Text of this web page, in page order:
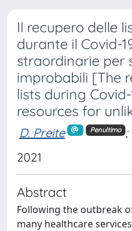
Il recupero delle
durante il Covid-
straordinarie per
improbabili [The
lists during
resources for
D. Preite Penultimo
;
2021
Abstract
Following the outbreak
many healthcare